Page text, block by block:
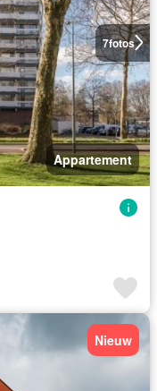
7fotos
Appartement
Nieuw